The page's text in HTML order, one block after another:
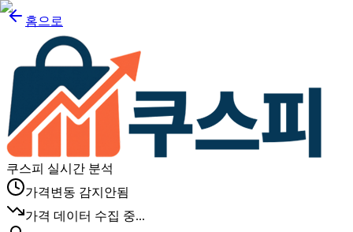
홈으로
쿠스피 실시간 분석
가격변동 감지안됨
가격 데이터 수집 중...